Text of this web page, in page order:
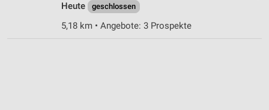
Heute
geschlossen
5,18 km • Angebote: 3 Prospekte